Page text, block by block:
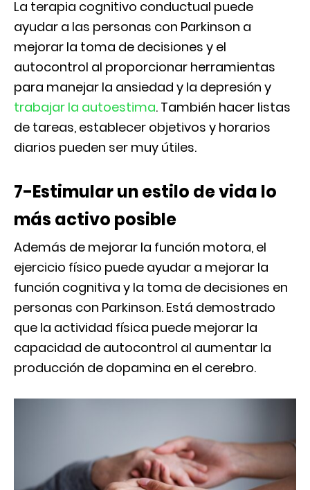
La terapia cognitivo conductual puede
ayudar a las personas con Parkinson a
mejorar la toma de decisiones y el
autocontrol al proporcionar herramientas
para manejar la ansiedad y la depresión y
trabajar la autoestima. También hacer listas
de tareas, establecer objetivos y horarios
diarios pueden ser muy útiles.
7-Estimular un estilo de vida lo
más activo posible
Además de mejorar la función motora, el
ejercicio físico puede ayudar a mejorar la
función cognitiva y la toma de decisiones en
personas con Parkinson. Está demostrado
que la actividad física puede mejorar la
capacidad de autocontrol al aumentar la
producción de dopamina en el cerebro.